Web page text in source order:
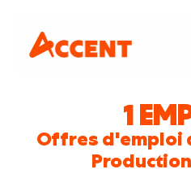
1
Offres d'emploi